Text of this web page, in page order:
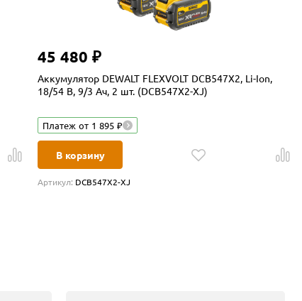
45 480 ₽
Аккумулятор DEWALT FLEXVOLT DCB547X2, Li-Ion,
18/54 В, 9/3 Ач, 2 шт. (DCB547X2-XJ)
Платеж от 1 895 ₽
В корзину
Артикул: DCB547X2-XJ